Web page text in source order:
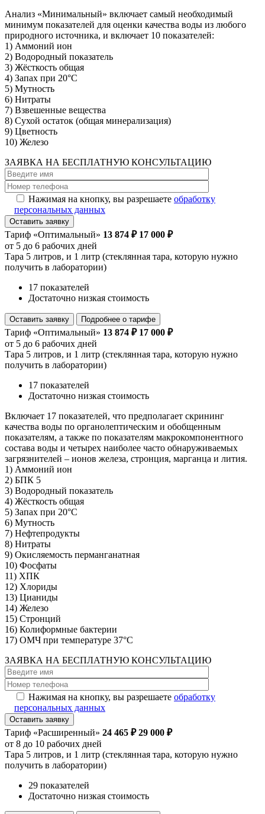
Анализ «Минимальный» включает самый необходимый
минимум показателей для оценки качества воды из любого
природного источника, и включает 10 показателей:
1) Аммоний ион
2) Водородный показатель
3) Жёсткость общая
4) Запах при 20°C
5) Мутность
6) Нитраты
7) Взвешенные вещества
8) Сухой остаток (общая минерализация)
9) Цветность
10) Железо
ЗАЯВКА НА БЕСПЛАТНУЮ КОНСУЛЬТАЦИЮ
Нажимая на кнопку, вы разрешаете обработку
персональных данных
Тариф «Оптимальный» 13 874 ₽ 17 000 ₽
от 5 до 6 рабочих дней
Тара 5 литров, и 1 литр (стеклянная тара, которую нужно
получить в лаборатории)
17 показателей
Достаточно низкая стоимость
Оставить заявку Подробнее о тарифе
Тариф «Оптимальный» 13 874 ₽ 17 000 ₽
от 5 до 6 рабочих дней
Тара 5 литров, и 1 литр (стеклянная тара, которую нужно
получить в лаборатории)
17 показателей
Достаточно низкая стоимость
Включает 17 показателей, что предполагает скрининг
качества воды по органолептическим и обобщенным
показателям, а также по показателям макрокомпонентного
состава воды и четырех наиболее часто обнаруживаемых
загрязнителей – ионов железа, стронция, марганца и лития.
1) Аммоний ион
2) БПК 5
3) Водородный показатель
4) Жёсткость общая
5) Запах при 20°C
6) Мутность
7) Нефтепродукты
8) Нитраты
9) Окисляемость перманганатная
10) Фосфаты
11) ХПК
12) Хлориды
13) Цианиды
14) Железо
15) Стронций
16) Колиформные бактерии
17) ОМЧ при температуре 37°C
ЗАЯВКА НА БЕСПЛАТНУЮ КОНСУЛЬТАЦИЮ
Нажимая на кнопку, вы разрешаете обработку
персональных данных
Тариф «Расширенный» 24 465 ₽29 000 ₽
от 8 до 10 рабочих дней
Тара 5 литров, и 1 литр (стеклянная тара, которую нужно
получить в лаборатории)
29 показателей
Достаточно низкая стоимость